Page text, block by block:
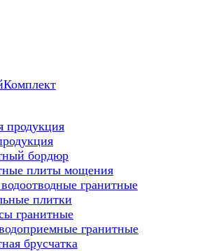
бордюр
плиты мощения
гранитные
плитки
гранитные
гранитные
брусчатка